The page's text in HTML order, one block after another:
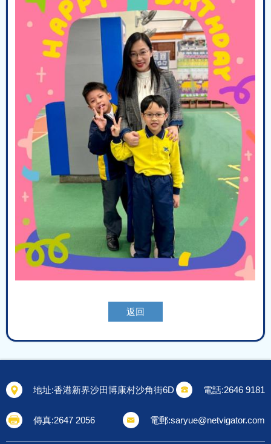
返回
地址:香港新界沙田博康村沙角街6D 電話:2646 9181
傳真:2647 2056 電郵:saryue@netvigator.com